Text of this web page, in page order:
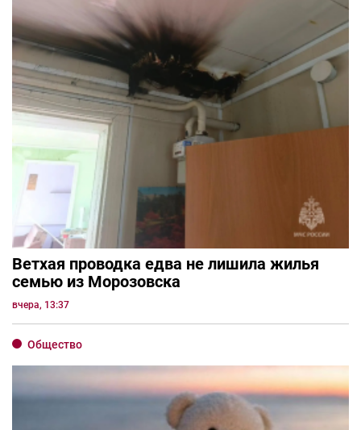
Ветхая проводка едва не лишила жилья
семью из Морозовска
вчера, 13:37
Общество